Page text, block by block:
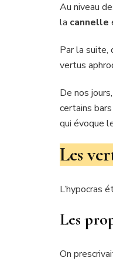
Au niveau
la cannelle
Par la suite,
vertus
De nos
certains
qui évoque
Les
L’hypocras
Les
On